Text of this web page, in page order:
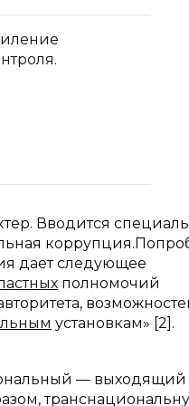
Вводится
дает следующее
полномочий
установкам» [2].
— выходящий